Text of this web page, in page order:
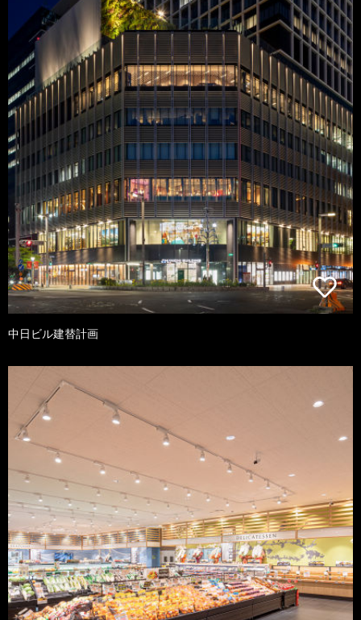
中日ビル建替計画